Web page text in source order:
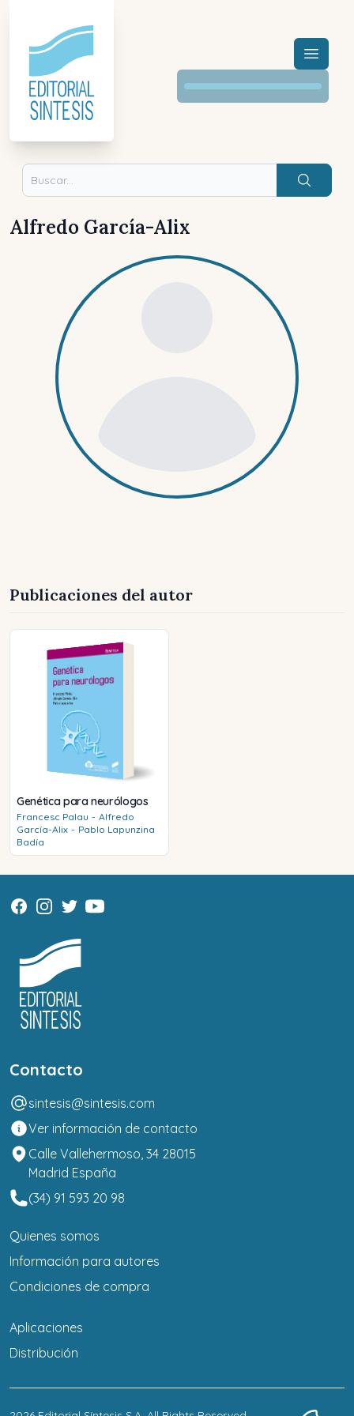
Menú
Buscar
Alfredo García-Alix
Publicaciones del autor
Genética para neurólogos
Francesc Palau - Alfredo
García-Alix - Pablo Lapunzina
Badía
Contacto
sintesis@sintesis.com
Ver información de contacto
Calle Vallehermoso, 34 28015
Madrid España
(34) 91 593 20 98
Quienes somos
Información para autores
Condiciones de compra
Aplicaciones
Distribución